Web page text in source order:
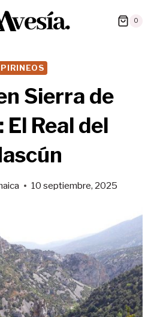
0
PIRINEOS
Sierra de
El Real del
10 septiembre, 2025